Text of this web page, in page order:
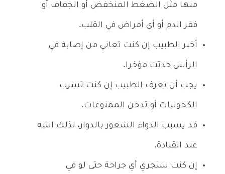
منها مثل الضغط المنخفض أو الجفاف أو
فقر الدم أو أي أمراض في القلب.
أخبر الطبيب إن كنت تعاني من إصابة في
الرأس حدثت مؤخرا.
يجب أن يعرف الطبيب إن كنت تشرب
الكحوليات أو تدخن الممنوعات.
قد يسبب الدواء الشعور بالدوار، لذلك انتبه
عند القيادة.
إن كنت ستجري أي جراحة حتى لو في